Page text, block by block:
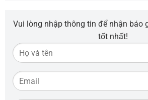
Vui lòng nhập thông tin để nhận báo
tốt nhất!